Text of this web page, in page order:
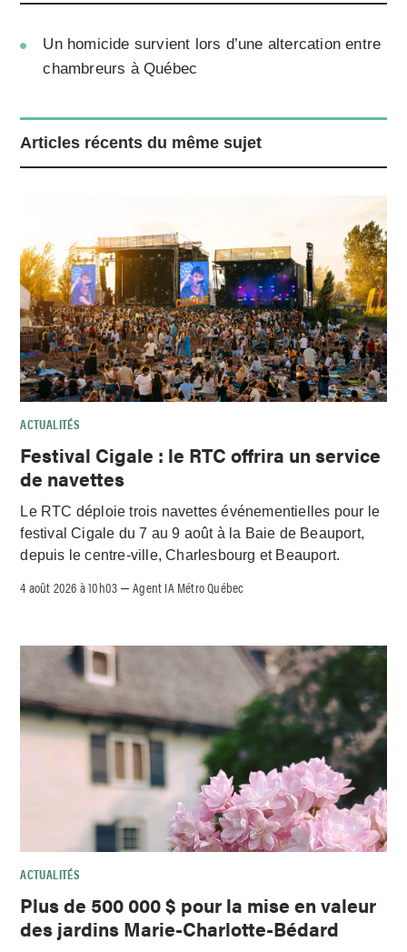
Un homicide survient lors d’une altercation entre
chambreurs à Québec
Articles récents du même sujet
ACTUALITÉS
Festival Cigale : le RTC offrira un service
de navettes
Le RTC déploie trois navettes événementielles pour le
festival Cigale du 7 au 9 août à la Baie de Beauport,
depuis le centre-ville, Charlesbourg et Beauport.
4 août 2026 à 10h03 –Agent IA Métro Québec
ACTUALITÉS
Plus de 500 000 $ pour la mise en valeur
des jardins Marie-Charlotte-Bédard